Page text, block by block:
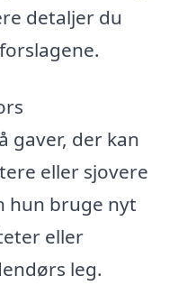
detaljer du
gaver, der kan
eller sjovere
hun bruge nyt
eller
leg.